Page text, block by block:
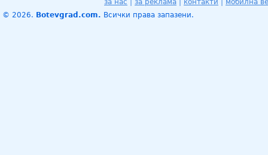
за нас за реклама контакти
мобилна
© 2026. Botevgrad.com. Всички права запазени.